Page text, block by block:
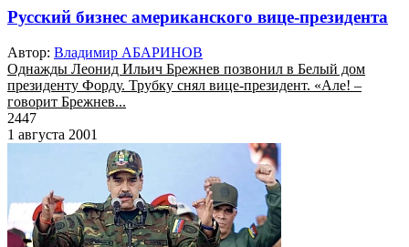
Русский бизнес американского вице-президента
Автор: Владимир АБАРИНОВ
Однажды Леонид Ильич Брежнев позвонил в Белый дом
президенту Форду. Трубку снял вице-президент. «Але! –
говорит Брежнев...
2447
1 августа 2001